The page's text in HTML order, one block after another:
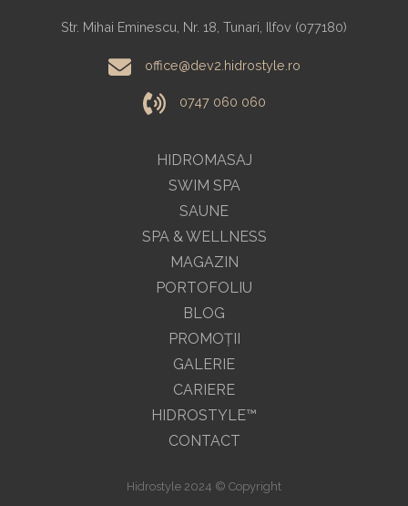
HIDROMASAJ
SWIM SPA
SAUNE
SPA & WELLNESS
MAGAZIN
Str. Mihai Eminescu, Nr. 18, Tunari, Ilfov (077180)
office@dev2.hidrostyle.ro
0747 060 060
PORTOFOLIU
BLOG
PROMOŢII
GALERIE
CARIERE
HIDROSTYLE™
CONTACT
Hidrostyle 2024 © Copyright